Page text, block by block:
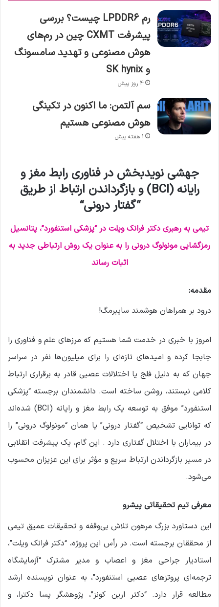
رم LPDDR6 چیست؟ بررسی
پیشرفت CXMT چین در رم‌های
هوش مصنوعی و تهدید سامسونگ
و SK hynix
4 روز پیش
سم آلتمن: ما اکنون در تکینگی
هوش مصنوعی هستیم
1 هفته پیش
جهشی نویدبخش در فناوری رابط مغز و
رایانه(BCI) و
بازگرداندن ارتباط از طریق
“گفتار درونی“
تیمی به رهبری دکتر فرانک ویلت در “پزشکی استنفورد”، پتانسیل
رمزگشایی مونولوگ درونی را به عنوان یک روش ارتباطی جدید به
اثبات رساند
مقدمه:
درود بر همراهان هوشمند سایبرمگ!
امروز با خبری در خدمت شما هستیم که مرزهای علم و فناوری را
جابجا کرده و امیدهای تازه‌ای را برای میلیون‌ها نفر در سراسر
جهان که به دلیل فلج یا اختلالات عصبی قادر به برقراری ارتباط
کلامی نیستند، روشن ساخته است. دانشمندان برجسته “پزشکی
استنفورد” موفق به توسعه یک رابط مغز و رایانه (BCI) شده‌اند
که توانایی تشخیص “گفتار درونی” یا همان “مونولوگ درونی” را
در بیماران با اختلال گفتاری دارد . این گام، یک پیشرفت انقلابی
در مسیر بازگرداندن ارتباط سریع و مؤثر برای این عزیزان محسوب
می‌شود.
معرفی تیم تحقیقاتی پیشرو
این دستاورد بزرگ مرهون تلاش بی‌وقفه و تحقیقات عمیق تیمی
از محققان برجسته است. در رأس این پروژه، “دکتر فرانک ویلت”،
استادیار جراحی مغز و اعصاب و مدیر مشترک “آزمایشگاه
ترجمه‌ای پروتزهای عصبی استنفورد”، به عنوان نویسنده ارشد
مطالعه قرار دارد. “دکتر ارین کونز”، پژوهشگر پسا دکترا، و